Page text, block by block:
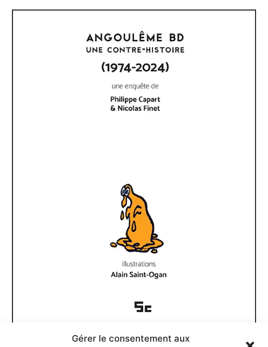
Gérer le consentement aux